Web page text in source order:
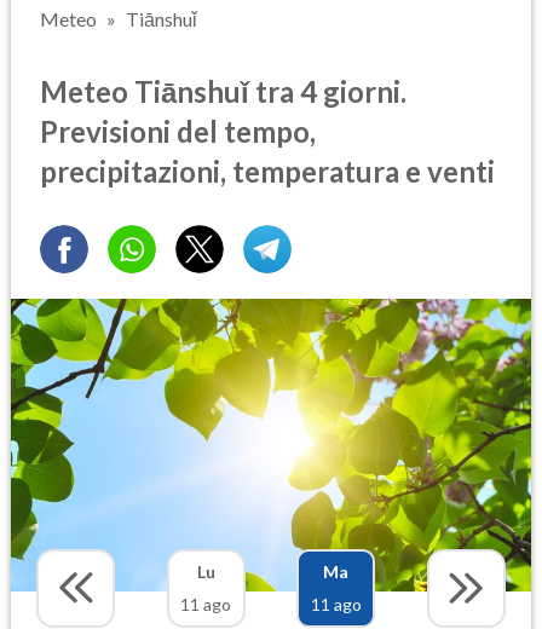
Meteo Tiānshuǐ
Meteo Tiānshuǐ tra 4 giorni.
Previsioni del tempo,
precipitazioni, temperatura e venti
Lu
11 ago
Ma
11 ago